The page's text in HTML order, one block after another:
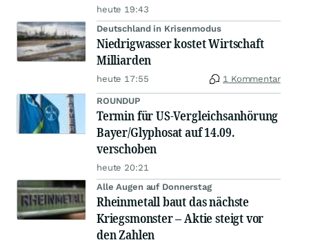
heute 19:43
Deutschland in Krisenmodus
Niedrigwasser kostet Wirtschaft
Milliarden
heute 17:55 1 Kommentar
ROUNDUP
Termin für US-Vergleichsanhörung
Bayer/Glyphosat auf 14.09.
verschoben
heute 20:21
Alle Augen auf Donnerstag
Rheinmetall baut das nächste
Kriegsmonster – Aktie steigt vor
den Zahlen